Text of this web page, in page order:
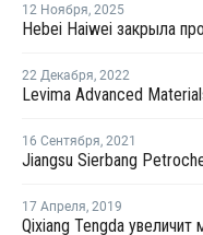
12 Ноября, 2025
Hebei Haiwei закрыла
22 Декабря, 2022
16 Сентября, 2021
17 Апреля, 2019